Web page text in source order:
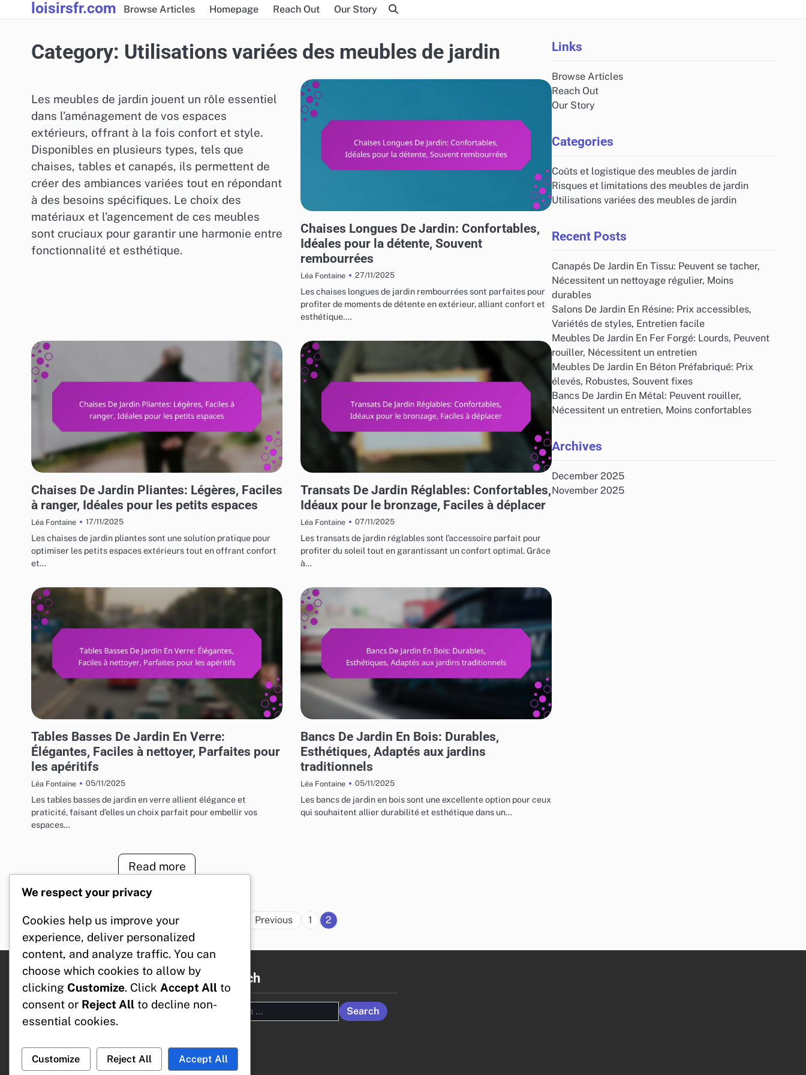
to
loisirsfr.com Browse Articles Homepage Reach Out Our Story
Category: Utilisations variées des meubles de jardin
Les meubles de jardin jouent un rôle essentiel
dans l’aménagement de vos espaces
extérieurs, offrant à la fois confort et style.
Disponibles en plusieurs types, tels que
chaises, tables et canapés, ils permettent de
créer des ambiances variées tout en répondant
à des besoins spécifiques. Le choix des
matériaux et l’agencement de ces meubles
sont cruciaux pour garantir une harmonie entre
fonctionnalité et esthétique.
Chaises Longues De Jardin: Confortables,
Idéales pour la détente, Souvent
rembourrées
Léa Fontaine 27/11/2025
Les chaises longues de jardin rembourrées sont parfaites pour
profiter de moments de détente en extérieur, alliant confort et
esthétique.…
Chaises De Jardin Pliantes: Légères, Faciles
à ranger, Idéales pour les petits espaces
Léa Fontaine 17/11/2025
Les chaises de jardin pliantes sont une solution pratique pour
optimiser les petits espaces extérieurs tout en offrant confort
et…
Transats De Jardin Réglables: Confortables,
Idéaux pour le bronzage, Faciles à déplacer
Léa Fontaine 07/11/2025
Les transats de jardin réglables sont l’accessoire parfait pour
profiter du soleil tout en garantissant un confort optimal. Grâce
à…
Tables Basses De Jardin En Verre:
Élégantes, Faciles à nettoyer, Parfaites pour
les apéritifs
Léa Fontaine 05/11/2025
Les tables basses de jardin en verre allient élégance et
praticité, faisant d’elles un choix parfait pour embellir vos
espaces…
Bancs De Jardin En Bois: Durables,
Esthétiques, Adaptés aux jardins
traditionnels
Léa Fontaine 05/11/2025
Les bancs de jardin en bois sont une excellente option pour ceux
qui souhaitent allier durabilité et esthétique dans un…
Read more
Posts
Previous 1 2
Links
Browse Articles
Reach Out
Our Story
Categories
Coûts et logistique des meubles de jardin
Risques et limitations des meubles de jardin
Utilisations variées des meubles de jardin
Recent Posts
Canapés De Jardin En Tissu: Peuvent se tacher,
Nécessitent un nettoyage régulier, Moins
durables
Salons De Jardin En Résine: Prix accessibles,
Variétés de styles, Entretien facile
Meubles De Jardin En Fer Forgé: Lourds, Peuvent
rouiller, Nécessitent un entretien
Meubles De Jardin En Béton Préfabriqué: Prix
élevés, Robustes, Souvent fixes
Bancs De Jardin En Métal: Peuvent rouiller,
Nécessitent un entretien, Moins confortables
Archives
December 2025
November 2025
Legal
Cookies & Tracking
Privacy Policy
Reach Out
User Agreement
Search
We respect your privacy
Cookies help us improve your
experience, deliver personalized
content, and analyze traffic. You can
choose which cookies to allow by
clicking Customize. Click Accept All to
consent or Reject All to decline non-
essential cookies.
Customize Reject All Accept All